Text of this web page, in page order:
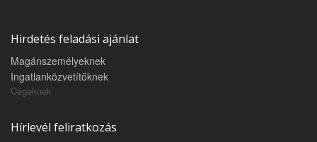
Hirdetés feladási ajánlat
Magánszemélyeknek
Ingatlanközvetítőknek
Cégeknek
Hírlevél feliratkozás